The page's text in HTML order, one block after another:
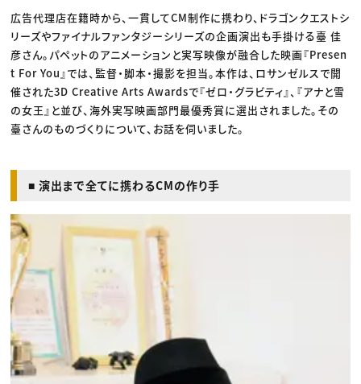
業界解説・キャリア事情
お役立ち基礎知識
映像クリエイター
マーケッター
クリエイターインタビュー
C＆R Magazine
ニュース・トレンド
ニュース・トレンド トップ
Web
映像
ゲーム・エンタメ
広告
出版
CREATIVE VILLAGEからのお知らせ
広告代理店在籍時から、一貫してCM制作に携わり、ドラゴンクエストシ
リーズやファイナルファンタジーシリーズの企画演出も手掛ける臺 佳
彦さん。パペットのアニメーションと実写映像が融合した映画『Presen
t For You』では、監督・脚本・撮影を担当。本作は、ロサンゼルスで開
催された3D Creative Arts Awardsで『ゼロ・グラビティ』、『アナと雪
の女王』と並び、海外実写映画部門最優秀賞に選出されました。その
臺さんのものづくりについて、お話を伺いました。
■ 演出まで全てに携わるCMの作り手